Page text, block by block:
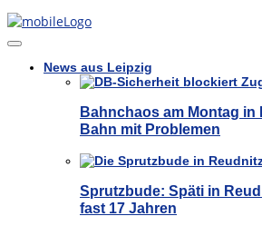
News aus Leipzig
Bahnchaos am Montag in
Bahn mit Problemen
Sprutzbude: Späti in
fast 17 Jahren